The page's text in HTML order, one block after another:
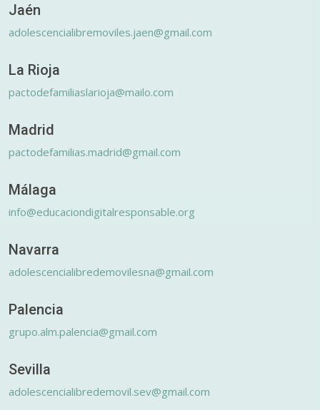
Jaén
adolescencialibremoviles.jaen@gmail.com
La Rioja
pactodefamiliaslarioja@mailo.com
Madrid
pactodefamilias.madrid@gmail.com
Málaga
info@educaciondigitalresponsable.org
Navarra
adolescencialibredemovilesna@gmail.com
Palencia
grupo.alm.palencia@gmail.com
Sevilla
adolescencialibredemovil.sev@gmail.com